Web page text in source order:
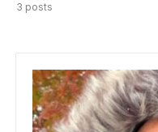
3 posts